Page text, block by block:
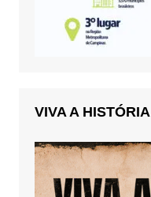
VIVA A HISTÓRIA